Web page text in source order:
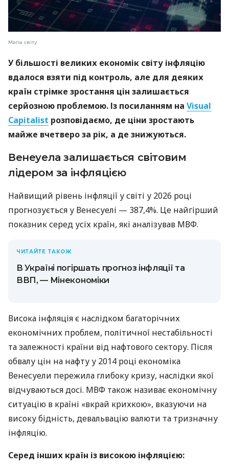
Мапа світу
У більшості великих економік світу інфляцію
вдалося взяти під контроль, але для деяких
країн стрімке зростання цін залишається
серйозною проблемою. Із посиланням на Visual
Capitalist розповідаємо, де ціни зростають
майже вчетверо за рік, а де знижуються.
Венеуела залишається світовим
лідером за інфляцією
Найвищий рівень інфляції у світі у 2026 році
прогнозується у Венесуелі — 387,4%. Це найгірший
показник серед усіх країн, які аналізував МВФ.
ЧИТАЙТЕ ТАКОЖ
В Україні погіршать прогноз інфляції та
ВВП, — Мінекономіки
Висока інфляція є наслідком багаторічних
економічних проблем, політичної нестабільності
та залежності країни від нафтового сектору. Після
обвалу цін на нафту у 2014 році економіка
Венесуели пережила глибоку кризу, наслідки якої
відчуваються досі. МВФ також називає економічну
ситуацію в країні «вкрай крихкою», вказуючи на
високу бідність, девальвацію валюти та тризначну
інфляцію.
Серед інших країн із високою інфляцією: